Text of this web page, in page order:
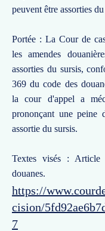
peuvent être assorties
Portée : La Cour de
les amendes
assorties du sursis,
369 du code des
la cour d'appel a
prononçant une peine
assortie du sursis.
Textes visés :
douanes.
https://
cision/
7